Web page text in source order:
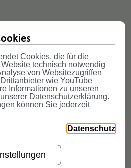
Cookies, die für die
technisch notwendig
von Websitezugriffen
wie YouTube
Informationen zu unseren
Datenschutzerklärung.
können Sie jederzeit
Datenschutz